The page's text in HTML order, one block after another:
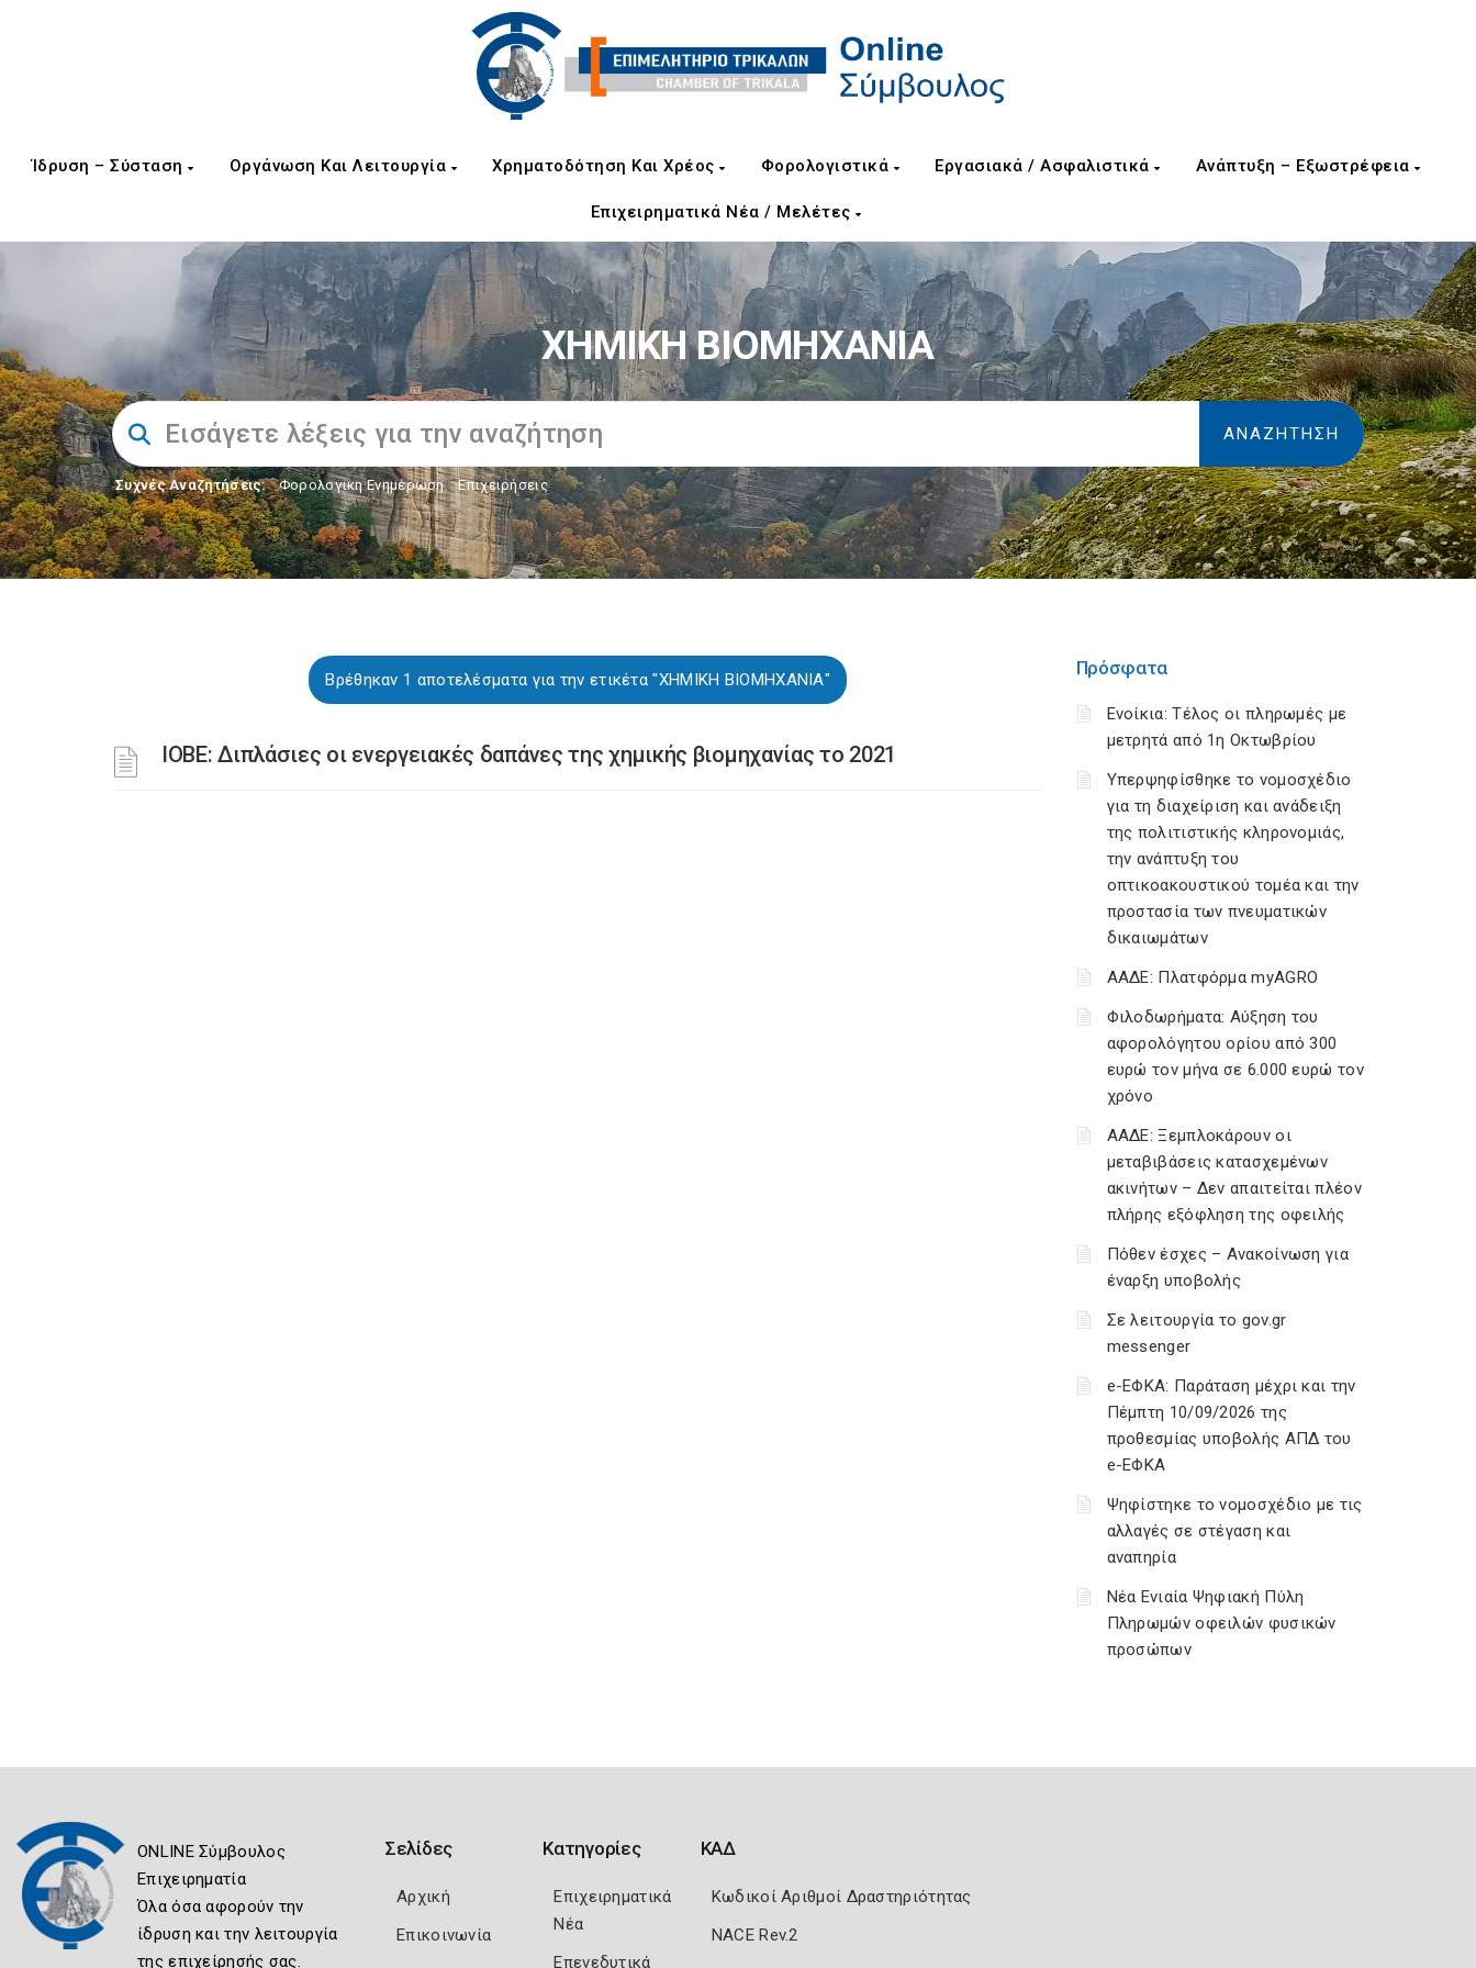
Ίδρυση – Σύσταση Οργάνωση Και Λειτουργία Χρηματοδότηση Και Χρέος Φορολογιστικά Εργασιακά / Ασφαλιστικά Ανάπτυξη – Εξωστρέφεια
Επιχειρηματικά Νέα / Μελέτες
ΧΗΜΙΚΗ ΒΙΟΜΗΧΑΝΙΑ
Συχνές Αναζητήσεις: Φορολογικη Ενημέρωση, Επιχειρήσεις
Βρέθηκαν 1 αποτελέσματα για την ετικέτα "ΧΗΜΙΚΗ ΒΙΟΜΗΧΑΝΙΑ"
IOBE: Διπλάσιες οι ενεργειακές δαπάνες της χημικής βιομηχανίας το 2021
Πρόσφατα
Ενοίκια: Τέλος οι πληρωμές με
μετρητά από 1η Οκτωβρίου
Υπερψηφίσθηκε το νομοσχέδιο
για τη διαχείριση και ανάδειξη
της πολιτιστικής κληρονομιάς,
την ανάπτυξη του
οπτικοακουστικού τομέα και την
προστασία των πνευματικών
δικαιωμάτων
ΑΑΔΕ: Πλατφόρμα myAGRO
Φιλοδωρήματα: Αύξηση του
αφορολόγητου ορίου από 300
ευρώ τον μήνα σε 6.000 ευρώ τον
χρόνο
ΑΑΔΕ: Ξεμπλοκάρουν οι
μεταβιβάσεις κατασχεμένων
ακινήτων – Δεν απαιτείται πλέον
πλήρης εξόφληση της οφειλής
Πόθεν έσχες – Ανακοίνωση για
έναρξη υποβολής
Σε λειτουργία το gov.gr
messenger
e-ΕΦΚΑ: Παράταση μέχρι και την
Πέμπτη 10/09/2026 της
προθεσμίας υποβολής ΑΠΔ του
e-ΕΦΚΑ
Ψηφίστηκε το νομοσχέδιο με τις
αλλαγές σε στέγαση και
αναπηρία
Νέα Ενιαία Ψηφιακή Πύλη
Πληρωμών οφειλών φυσικών
προσώπων
ONLINE Σύμβουλος
Επιχειρηματία
Όλα όσα αφορούν την
ίδρυση και την λειτουργία
της επιχείρησής σας.
Σελίδες
Αρχική
Επικοινωνία
Κατηγορίες
Επιχειρηματικά
Νέα
Επενεδυτικά
ΚΑΔ
Κωδικοί Αριθμοί Δραστηριότητας
NACE Rev.2